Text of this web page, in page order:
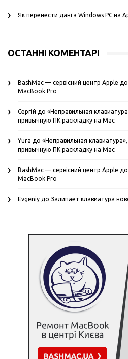
Як перенести дані з Windows PC на
ОСТАННІ КОМЕНТАРІ
BashMac — сервісний центр Apple до
MacBook Pro
Сергій до «Неправильная
привычную ПК раскладку на Mac
Yura до «Неправильная
привычную ПК раскладку на Mac
BashMac — сервісний центр Apple до
MacBook Pro
Evgeniy до Залипает клавиатура